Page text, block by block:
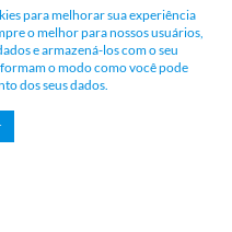
para melhorar sua experiência
o melhor para nossos usuários,
e armazená-los com o seu
o modo como você pode
dos seus dados.